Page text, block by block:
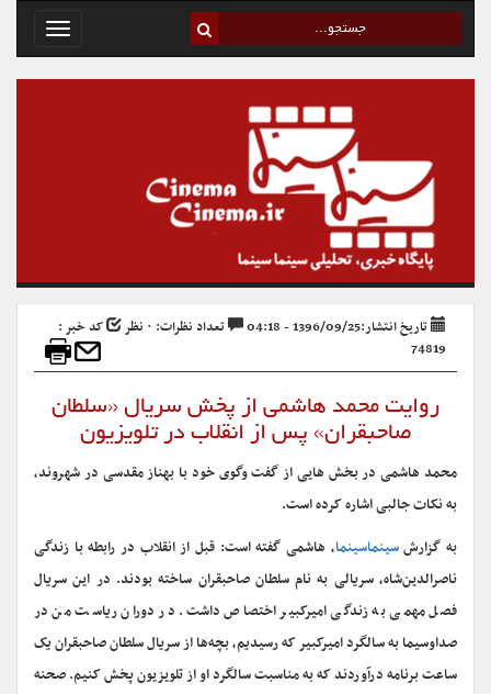
Toggle
تاریخ انتشار:1396/09/25 - 04:18 تعداد نظرات: ۰ نظر
کد خبر :
74819
روایت محمد هاشمی از پخش سریال «سلطان
صاحبقران» پس از انقلاب در تلویزیون
محمد هاشمی در بخش هایی از گفت وگوی خود با بهناز مقدسی در شهروند،
به نکات جالبی اشاره کرده است.
به گزارشسینماسینما، هاشمی گفته است: قبل از انقلاب در رابطه با زندگی
ناصرالدین‌شاه، سریالی به نام سلطان صاحبقران ساخته بودند. در این سریال
فصل مهمی به زندگی امیرکبیر اختصاص داشت. در دوران ریاست من در
صداوسیما به سالگرد امیرکبیر که رسیدیم، بچه‌ها از سریال سلطان صاحبقران یک
ساعت برنامه درآوردند که به مناسبت سالگرد او از تلویزیون پخش کنیم. صحنه